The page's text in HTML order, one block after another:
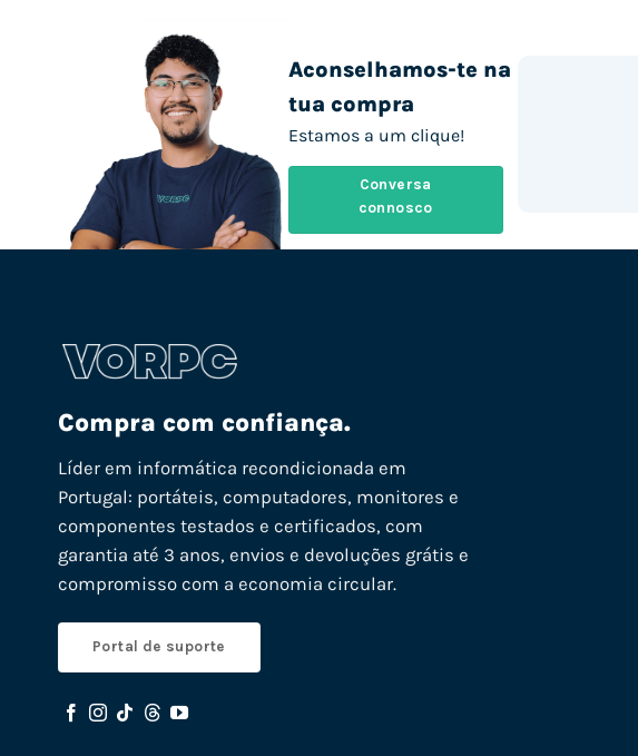
Aconselhamos-te na
tua compra
Estamos a um clique!
Conversa
connosco
Compra com confiança.
Líder em informática recondicionada em
Portugal: portáteis, computadores, monitores e
componentes testados e certificados, com
garantia até 3 anos, envios e devoluções grátis e
compromisso com a economia circular.
Portal de suporte